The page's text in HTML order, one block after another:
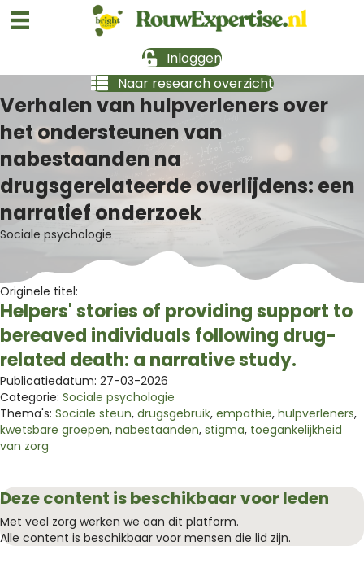
Inloggen
Naar research overzicht
Verhalen van hulpverleners over
het ondersteunen van
nabestaanden na
drugsgerelateerde overlijdens: een
narratief onderzoek
Sociale psychologie
Originele titel:
Helpers' stories of providing support to
bereaved individuals following drug-
related death: a narrative study.
Publicatiedatum: 27-03-2026
Categorie: Sociale psychologie
Thema's: Sociale steun, drugsgebruik, empathie, hulpverleners,
kwetsbare groepen, nabestaanden, stigma, toegankelijkheid
van zorg
Deze content is beschikbaar voor leden
Met veel zorg werken we aan dit platform.
Alle content is beschikbaar voor mensen die lid zijn.